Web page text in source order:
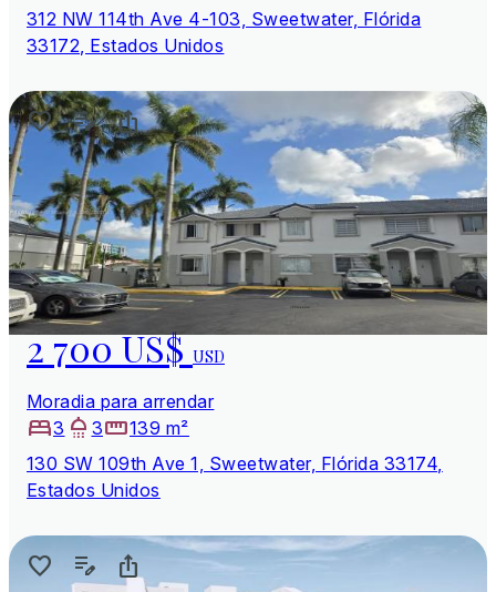
312 NW 114th Ave 4-103, Sweetwater, Flórida
33172, Estados Unidos
2 700 US$USD
Moradia para arrendar
3
3
139 m²
130 SW 109th Ave 1, Sweetwater, Flórida 33174,
Estados Unidos